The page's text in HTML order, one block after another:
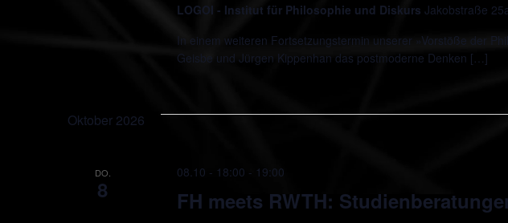
LOGOI - Institut für Philosophie und Diskurs Jakobstraße
In einem weiteren Fortsetzungstermin unserer »Vorstöße der
Geisbe und Jürgen Kippenhan das postmoderne Denken […]
Oktober 2026
DO.
8 FH meets RWTH:
08.10 - 18:00 - 19:00